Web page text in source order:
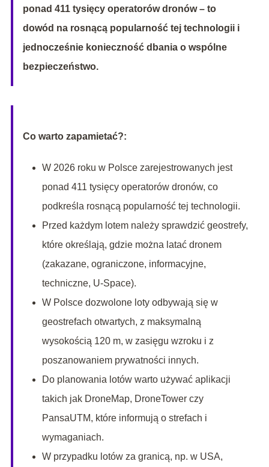
ponad 411 tysięcy operatorów dronów – to
dowód na rosnącą popularność tej technologii i
jednocześnie konieczność dbania o wspólne
bezpieczeństwo.
Co warto zapamietać?:
W 2026 roku w Polsce zarejestrowanych jest
ponad 411 tysięcy operatorów dronów, co
podkreśla rosnącą popularność tej technologii.
Przed każdym lotem należy sprawdzić geostrefy,
które określają, gdzie można latać dronem
(zakazane, ograniczone, informacyjne,
techniczne, U-Space).
W Polsce dozwolone loty odbywają się w
geostrefach otwartych, z maksymalną
wysokością 120 m, w zasięgu wzroku i z
poszanowaniem prywatności innych.
Do planowania lotów warto używać aplikacji
takich jak DroneMap, DroneTower czy
PansaUTM, które informują o strefach i
wymaganiach.
W przypadku lotów za granicą, np. w USA,